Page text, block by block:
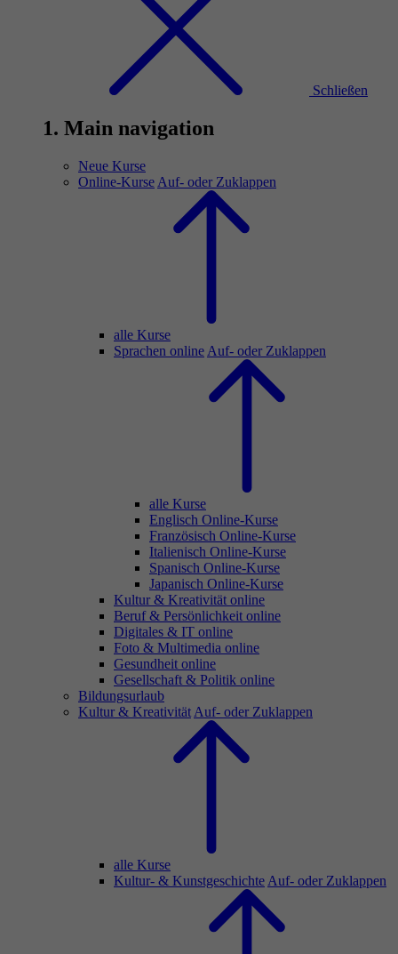
Schließen
1. Main navigation
Neue Kurse
Online-Kurse Auf- oder Zuklappen
alle Kurse
Sprachen online Auf- oder Zuklappen
alle Kurse
Englisch Online-Kurse
Französisch Online-Kurse
Italienisch Online-Kurse
Spanisch Online-Kurse
Japanisch Online-Kurse
Kultur & Kreativität online
Beruf & Persönlichkeit online
Digitales & IT online
Foto & Multimedia online
Gesundheit online
Gesellschaft & Politik online
Bildungsurlaub
Kultur & Kreativität Auf- oder Zuklappen
alle Kurse
Kultur- & Kunstgeschichte Auf- oder Zuklappen